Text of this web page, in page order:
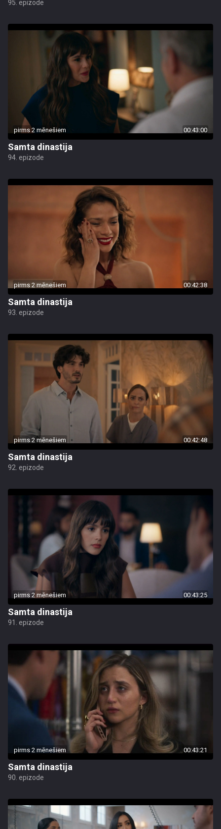
95. epizode
pirms 2 mēnešiem 00:43:00
Samta dinastija
94. epizode
pirms 2 mēnešiem 00:42:38
Samta dinastija
93. epizode
pirms 2 mēnešiem 00:42:48
Samta dinastija
92. epizode
pirms 2 mēnešiem 00:43:25
Samta dinastija
91. epizode
pirms 2 mēnešiem 00:43:21
Samta dinastija
90. epizode